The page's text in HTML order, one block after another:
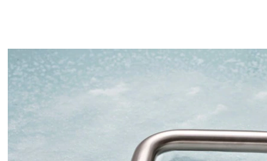
Utførelse
Børstet, rustfritt stål, AISI 316L.
Varianter
Produkt-ID
SK6386 LANGSKILT SMP.SYL.INNV.9402588AX26